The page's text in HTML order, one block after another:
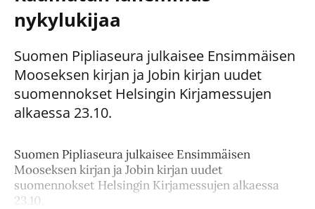
nykylukijaa
Suomen Pipliaseura julkaisee Ensimmäisen
Mooseksen kirjan ja Jobin kirjan uudet
suomennokset Helsingin Kirjamessujen
alkaessa 23.10.
Suomen Pipliaseura julkaisee Ensimmäisen
Mooseksen kirjan ja Jobin kirjan uudet
suomennokset Helsingin Kirjamessujen alkaessa
23.10.